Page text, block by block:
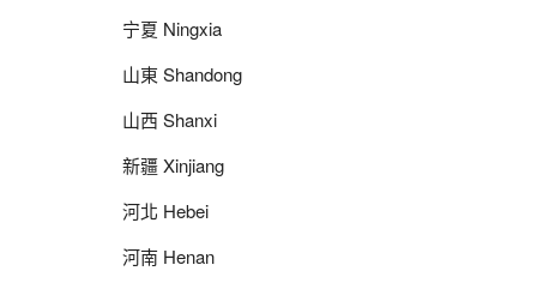
宁夏 Ningxia
山東 Shandong
山西 Shanxi
新疆 Xinjiang
河北 Hebei
河南 Henan